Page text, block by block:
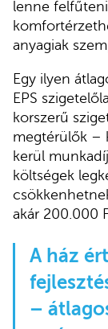
lenne
anyagiak
Egy ilyen
EPS
korszerű
megtérülők –
kerül
költségek
akár 200.000
A ház
–